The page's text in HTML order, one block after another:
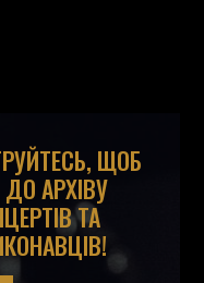
ЩОБ
АРХІВУ
ТА